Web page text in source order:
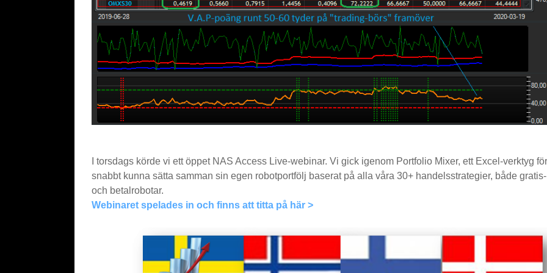
I torsdags körde vi ett öppet NAS Access Live-webinar. Vi gick igenom Portfolio Mixer, ett Excel-verktyg
snabbt kunna sätta samman sin egen robotportfölj baserat på alla våra 30+ handelsstrategier, både gratis-
och betalrobotar.
Webinaret spelades in och finns att titta på här >